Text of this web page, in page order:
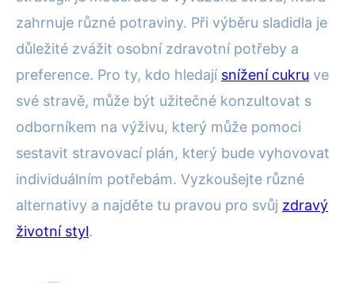
zahrnuje různé potraviny. Při výběru sladidla je
důležité zvážit osobní zdravotní potřeby a
preference. Pro ty, kdo hledají snížení cukru ve
své stravě, může být užitečné konzultovat s
odborníkem na výživu, který může pomoci
sestavit stravovací plán, který bude vyhovovat
individuálním potřebám. Vyzkoušejte různé
alternativy a najděte tu pravou pro svůj zdravý
životní styl.